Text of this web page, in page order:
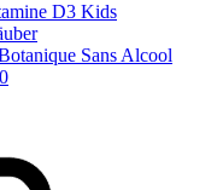
D3 Kids
Sans Alcool